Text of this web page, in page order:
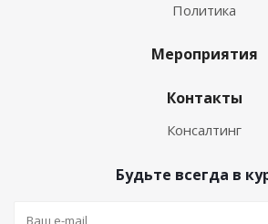
Политика
Мероприятия
Контакты
Консалтинг
Будьте всегда в